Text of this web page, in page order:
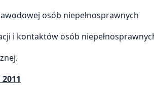
osób niepełnosprawnych
i kontaktów osób